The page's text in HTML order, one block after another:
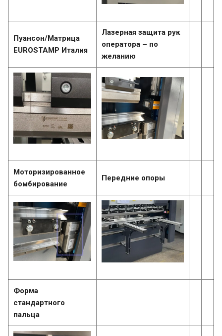
Пуансон/Матрица
EUROSTAMP Италия
Лазерная защита рук
оператора – по
желанию
Моторизированное
бомбирование
Передние опоры
Форма
стандартного
пальца